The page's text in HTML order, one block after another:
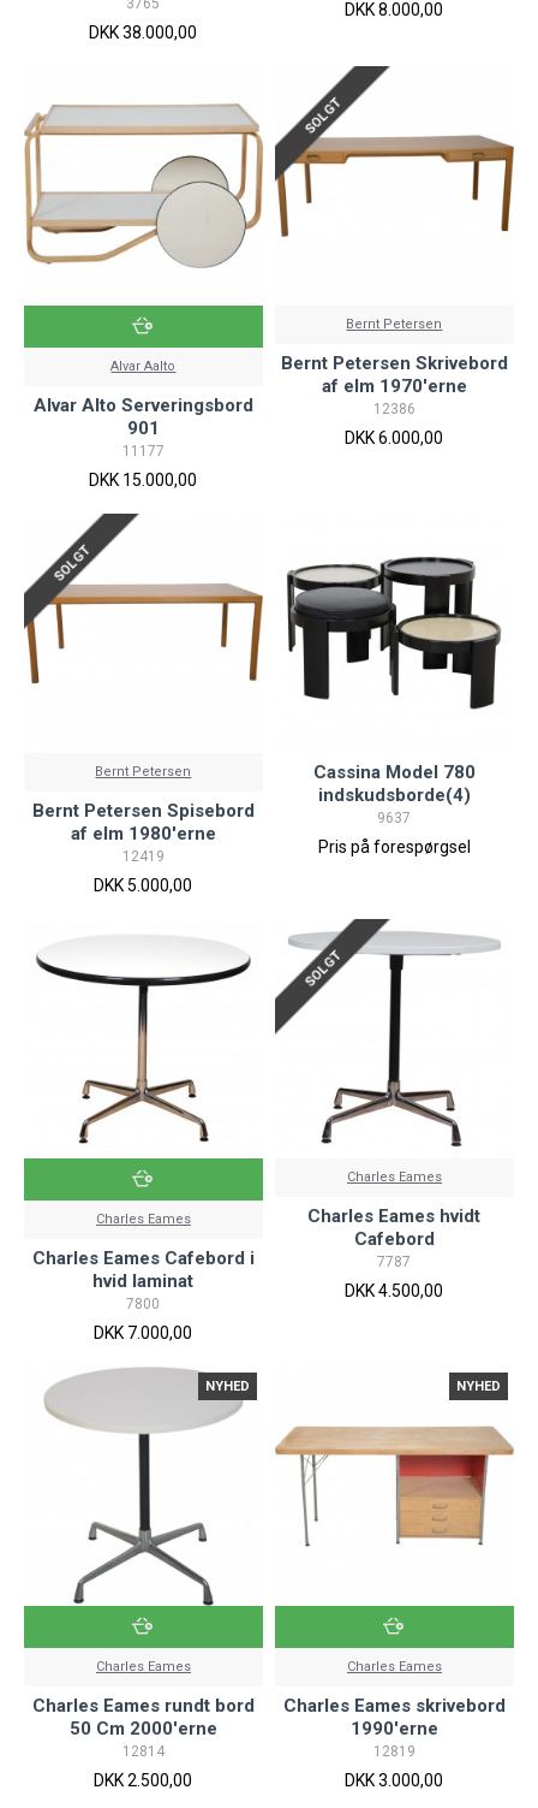
3765
DKK 38.000,00
DKK 8.000,00
Alvar Aalto
Alvar Alto Serveringsbord
901
11177
DKK 15.000,00
SOLGT
Bernt Petersen
Bernt Petersen Skrivebord
af elm 1970'erne
12386
DKK 6.000,00
SOLGT
Bernt Petersen
Bernt Petersen Spisebord
af elm 1980'erne
12419
DKK 5.000,00
Cassina Model 780
indskudsborde(4)
9637
Pris på forespørgsel
Charles Eames
Charles Eames Cafebord i
hvid laminat
7800
DKK 7.000,00
SOLGT
Charles Eames
Charles Eames hvidt
Cafebord
7787
DKK 4.500,00
NYHED
Charles Eames
Charles Eames rundt bord
50 Cm 2000'erne
12814
DKK 2.500,00
NYHED
Charles Eames
Charles Eames skrivebord
1990'erne
12819
DKK 3.000,00